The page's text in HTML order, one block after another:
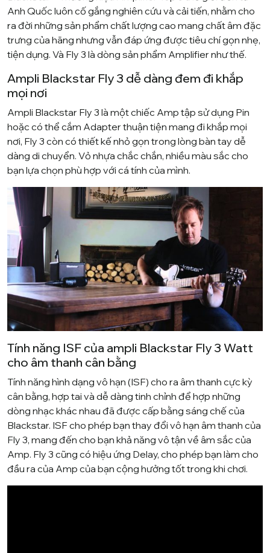
Anh Quốc luôn cố gắng nghiên cứu và cải tiến, nhằm cho
ra đời những sản phẩm chất lượng cao mang chất âm đặc
trưng của hãng nhưng vẫn đáp ứng được tiêu chí gọn nhẹ,
tiện dụng. Và Fly 3 là dòng sản phẩm Amplifier như thế.
Ampli Blackstar Fly 3 dễ dàng đem đi khắp
mọi nơi
Ampli Blackstar Fly 3 là một chiếc Amp tập sử dụng Pin
hoặc có thể cắm Adapter thuận tiện mang đi khắp mọi
nơi, Fly 3 còn có thiết kế nhỏ gọn trong lòng bàn tay dễ
dàng di chuyển. Vỏ nhựa chắc chắn, nhiều màu sắc cho
bạn lựa chọn phù hợp với cá tính của mình.
Tính năng ISF của ampli Blackstar Fly 3 Watt
cho âm thanh cân bằng
Tính năng hình dạng vô hạn (ISF) cho ra âm thanh cực kỳ
cân bằng, hợp tai và dễ dàng tinh chỉnh để hợp những
dòng nhạc khác nhau đã được cấp bằng sáng chế của
Blackstar. ISF cho phép bạn thay đổi vô hạn âm thanh của
Fly 3, mang đến cho bạn khả năng vô tận về âm sắc của
Amp. Fly 3 cũng có hiệu ứng Delay, cho phép bạn làm cho
đầu ra của Amp của bạn cộng hưởng tốt trong khi chơi.